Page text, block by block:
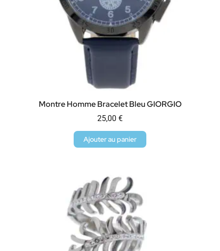
Montre Homme Bracelet Bleu GIORGIO
25,00 €
Ajouter au panier